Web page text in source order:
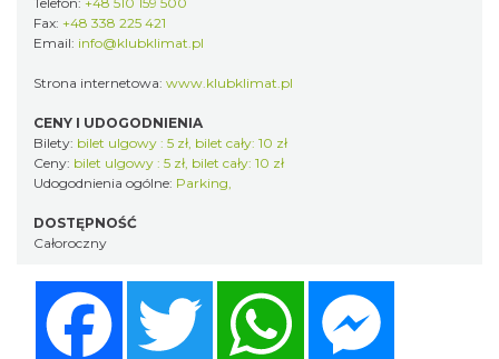
Fax: +48 338 225 421
Email: info@klubklimat.pl
Strona internetowa: www.klubklimat.pl
CENY I UDOGODNIENIA
Bilety: bilet ulgowy : 5 zł, bilet cały: 10 zł
Ceny: bilet ulgowy : 5 zł, bilet cały: 10 zł
Udogodnienia ogólne: Parking,
DOSTĘPNOŚĆ
Całoroczny
Twitter WhatsApp